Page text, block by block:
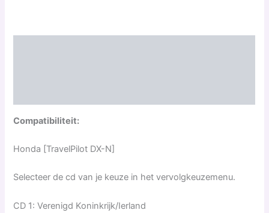
Compatibiliteit:
Honda [TravelPilot DX-N]
Selecteer de cd van je keuze in het vervolgkeuzemenu.
CD 1: Verenigd Koninkrijk/Ierland